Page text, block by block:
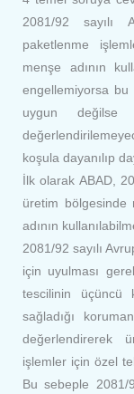
2081/92 sayılı
paketlenme
menşe adının
engellemiyorsa bu
uygun değilse
koşula dayanılıp
İlk olarak ABAD,
üretim bölgesinde
adının
2081/92 sayılı
için uyulması
tescilinin üçüncü
sağladığı
değerlendirerek
işlemler için özel
Bu sebeple 2081/